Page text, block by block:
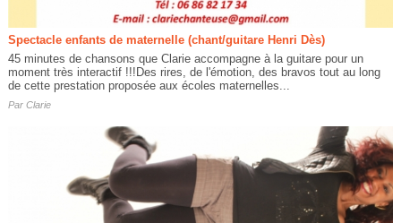
Spectacle enfants de maternelle (chant/guitare Henri Dès)
45 minutes de chansons que Clarie accompagne à la guitare pour un
moment très interactif !!!Des rires, de l'émotion, des bravos tout au long
de cette prestation proposée aux écoles maternelles...
Par Clarie